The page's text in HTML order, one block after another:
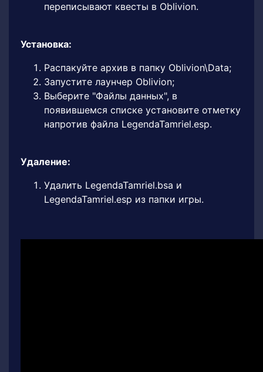
переписывают квесты в Oblivion.
Установка:
Распакуйте архив в папку Oblivion\Data;
Запустите лаунчер Oblivion;
Выберите "Файлы данных", в
появившемся списке установите отметку
напротив файла LegendaTamriel.esp.
Удаление:
Удалить LegendaTamriel.bsa и
LegendaTamriel.esp из папки игры.